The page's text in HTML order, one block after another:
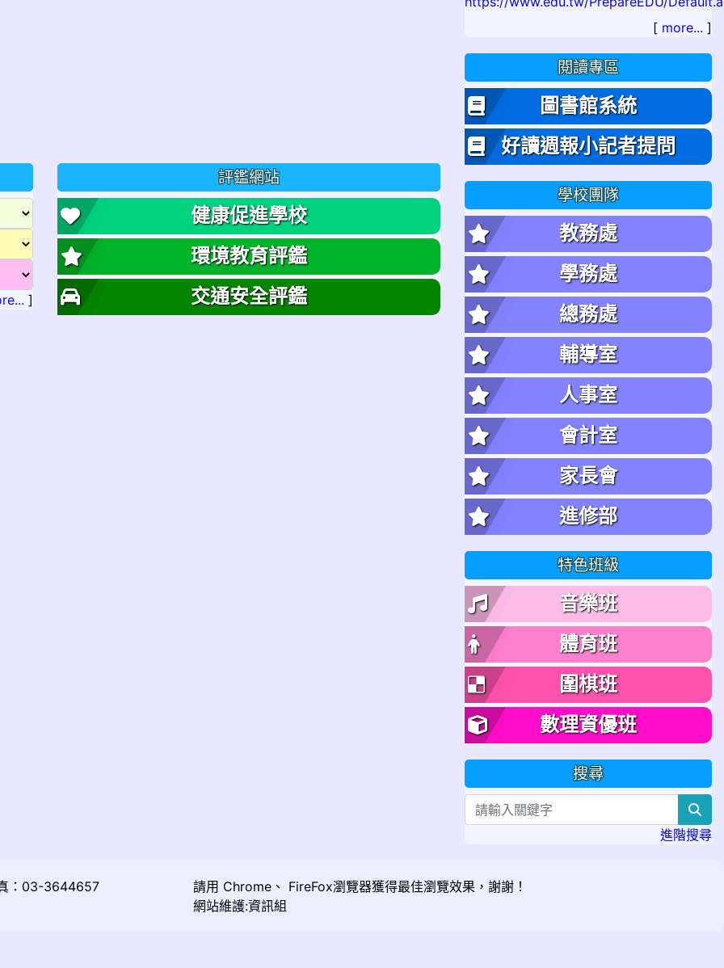
]
評鑑網站
健康促進學校
環境教育評鑑
交通安全評鑑
[ more... ]
閱讀專區
圖書館系統
好讀週報小記者提問
學校團隊
教務處
學務處
總務處
輔導室
人事室
會計室
家長會
進修部
特色班級
音樂班
體育班
圍棋班
數理資優班
搜尋
進階搜尋
：03-3644657 請用 Chrome 、 FireFox瀏覽器獲得最佳瀏覽效果，謝謝！
網站維護:資訊組